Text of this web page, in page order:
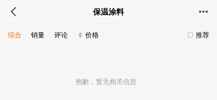
保温涂料
推荐
综合 销量 评论 价格
抱歉，暂无相关信息